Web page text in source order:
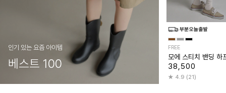
인기 있는 요즘 아이템
베스트 100
FREE
모에 스티치 밴딩 하
38,500
4.9 (21)